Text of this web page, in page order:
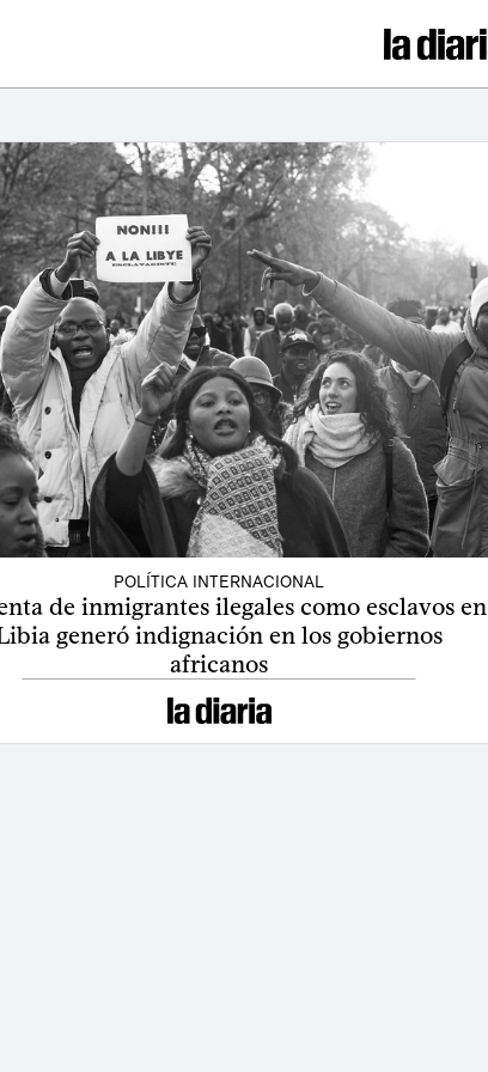
POLÍTICA INTERNACIONAL
de inmigrantes ilegales como esclavos en
generó indignación en los gobiernos
africanos